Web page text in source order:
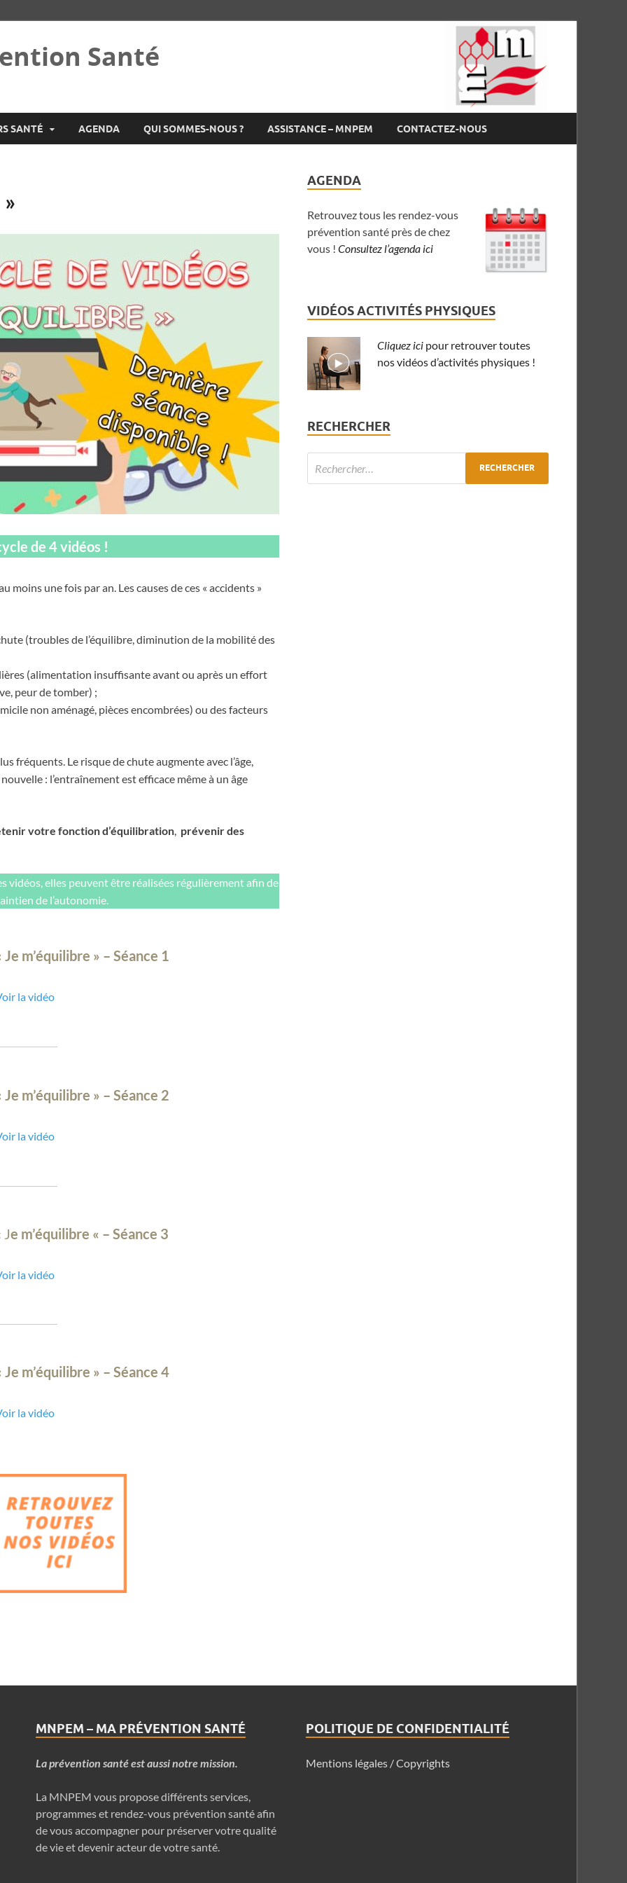
Santé
SANTÉ AGENDA QUI SOMMES-NOUS ? ASSISTANCE – MNPEM CONTACTEZ-NOUS
de 4 vidéos !
moins une fois par an. Les causes de ces « accidents »
(troubles de l’équilibre, diminution de la mobilité des
(alimentation insuffisante avant ou après un effort
peur de tomber) ;
non aménagé, pièces encombrées) ou des facteurs
fréquents. Le risque de chute augmente avec l’âge,
: l’entraînement est efficace même à un âge
votre fonction d’équilibration, prévenir des
vidéos, elles peuvent être réalisées régulièrement afin de
de l’autonomie.
Je m’équilibre » – Séance 1
la vidéo
Je m’équilibre » – Séance 2
la vidéo
Je m’équilibre « – Séance 3
la vidéo
Je m’équilibre » – Séance 4
la vidéo
AGENDA
Retrouvez tous les rendez-vous
prévention santé près de chez
vous !Consultez l’agenda ici
VIDÉOS ACTIVITÉS PHYSIQUES
Cliquez ici pour retrouver toutes
nos vidéos d’activités physiques !
RECHERCHER
MNPEM – MA PRÉVENTION SANTÉ
La prévention santé est aussi notre mission.
La MNPEM vous propose différents services,
programmes et rendez-vous prévention santé afin
de vous accompagner pour préserver votre qualité
de vie et devenir acteur de votre santé.
POLITIQUE DE CONFIDENTIALITÉ
Mentions légales / Copyrights